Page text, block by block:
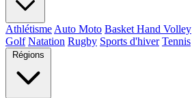
Athlétisme Auto Moto Basket Hand Volley
Golf Natation Rugby Sports d'hiver Tennis
Régions